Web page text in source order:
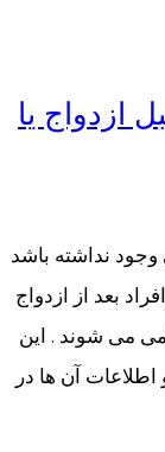
ازدواج یا
نداشته باشد
بعد از ازدواج
می شوند . این
اطلاعات آن ها در